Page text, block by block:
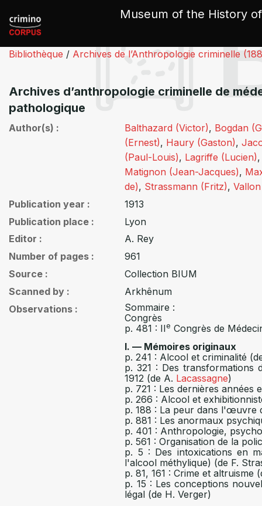
Museum of the History
Bibliothèque / Archives de l’Anthropologie criminelle
Archives d’anthropologie criminelle de
pathologique
Author(s) Balthazard (Victor), Bogdan
(Ernest), Haury (Gaston),
(Paul-Louis), Lagriffe (Lucien)
Matignon (Jean-Jacques),
de), Strassmann (Fritz),
Publication year
1913
Publication place
Lyon
Editor
A. Rey
Number of pages
961
Source
Collection BIUM
Scanned by
Arkhênum
Observations
Sommaire :
Congrès
p. 481 : IIe Congrès de
I. — Mémoires originaux
p. 241 : Alcool et criminalité
p. 321 : Des transformations
1912 (de A. Lacassagne)
p. 721 : Les dernières années
p. 266 : Alcool et
p. 188 : La peur dans l'œuvre
p. 881 : Les anormaux
p. 401 : Anthropologie,
p. 561 : Organisation de la
p. 5 : Des intoxications en
l'alcool méthylique) (de F.
p. 81, 161 : Crime et altruisme
p. 15 : Les conceptions
légal (de H. Verger)
Cookies management panel